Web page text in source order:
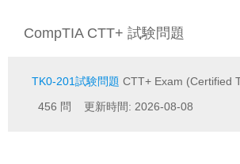
CompTIA CTT+ 試験問題
TK0-201試験問題 CTT+ Exam (Certified
456 問 更新時間: 2026-08-08